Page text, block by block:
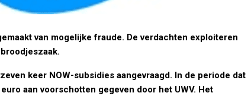
van mogelijke fraude. De verdachten exploiteren
keer NOW-subsidies aangevraagd. In de periode dat
aan voorschotten gegeven door het UWV. Het